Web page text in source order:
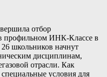
отбор
в профильном ИНК-Классе в
26 школьников начнут
дисциплинам,
отрасли. Как
условия для